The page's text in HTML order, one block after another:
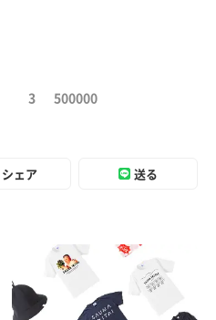
3 500000
シェア 送る